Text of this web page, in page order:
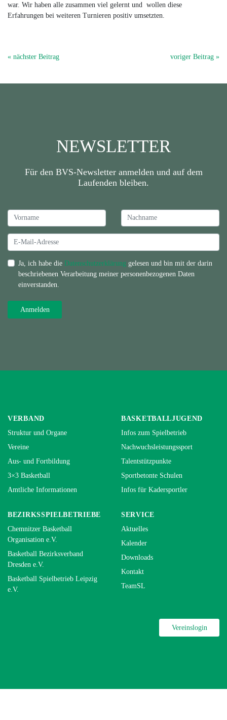
war. Wir haben alle zusammen viel gelernt und wollen diese
Erfahrungen bei weiteren Turnieren positiv umsetzten.
« nächster Beitrag voriger Beitrag »
NEWSLETTER
Für den BVS-Newsletter anmelden und auf dem
Laufenden bleiben.
Ja, ich habe die Datenschutzerklärung gelesen und bin mit der darin
beschriebenen Verarbeitung meiner personenbezogenen Daten
einverstanden.
VERBAND
Struktur und Organe
Vereine
Aus- und Fortbildung
3×3 Basketball
Amtliche Informationen
BASKETBALLJUGEND
Infos zum Spielbetrieb
Nachwuchsleistungssport
Talentstützpunkte
Sportbetonte Schulen
Infos für Kadersportler
BEZIRKSSPIELBETRIEBE
Chemnitzer Basketball
Organisation e.V.
Basketball Bezirksverband
Dresden e.V.
Basketball Spielbetrieb Leipzig
e.V.
SERVICE
Aktuelles
Kalender
Downloads
Kontakt
TeamSL
Vereinslogin